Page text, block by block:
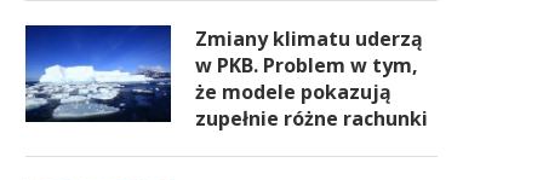
Zmiany klimatu uderzą
w PKB. Problem w tym,
że modele pokazują
zupełnie różne rachunki